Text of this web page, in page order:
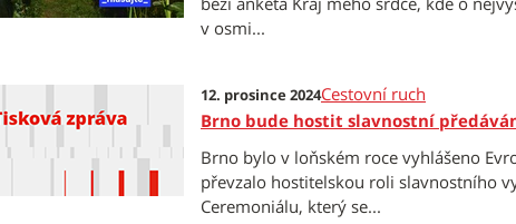
v osmi...
12. prosince 2024Cestovní ruch
Brno bude hostit slavnostní
Brno bylo v loňském roce vyhlášeno
převzalo hostitelskou roli slavnostního
Ceremoniálu, který se...